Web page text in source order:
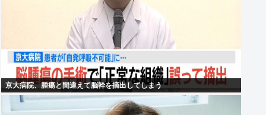
京大病院、腫瘍と間違えて脳幹を摘出してしまう